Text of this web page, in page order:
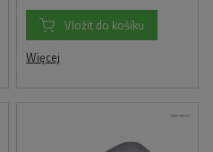
Vložit do košíku
Więcej